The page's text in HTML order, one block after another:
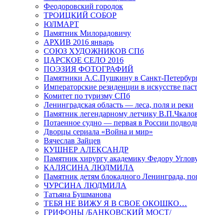
Феодоровский городок
ТРОИЦКИЙ СОБОР
ЮЛМАРТ
Памятник Милорадовичу
АРХИВ 2016 январь
СОЮЗ ХУДОЖНИКОВ СПб
ЦАРСКОЕ СЕЛО 2016
ПОЭЗИЯ ФОТОГРАФИЙ
Памятники А.С.Пушкину в Санкт-
Императорские резиденции в искусстве
Комитет по туризму СПб
Ленинградская область — леса, поля и реки
Памятник легендарному летчику
Потаенное судно — первая в России
Дворцы сериала «Война и мир»
Вячеслав Зайцев
КУШНЕР АЛЕКСАНДР
Памятник хирургу академику Федору
КАЛЯСИНА ЛЮДМИЛА
Памятник детям блокадного Ленинграда,
ЧУРСИНА ЛЮДМИЛА
Татьяна Бушманова
ТЕБЯ НЕ ВИЖУ Я В СВОЕ ОКОШКО…
ГРИФОНЫ /БАНКОВСКИЙ МОСТ/